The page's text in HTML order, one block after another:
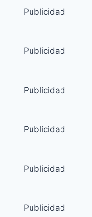
Publicidad
Publicidad
Publicidad
Publicidad
Publicidad
Publicidad